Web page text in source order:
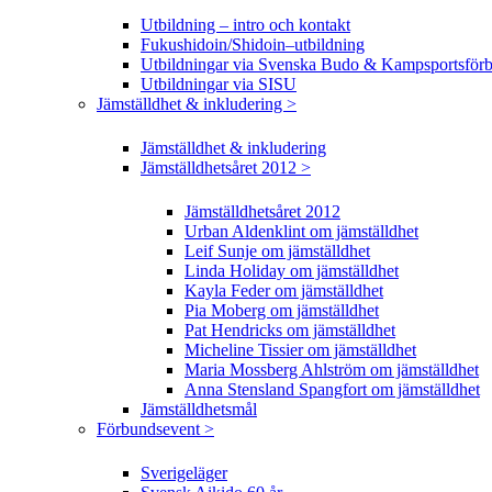
Utbildning – intro och kontakt
Fukushidoin/Shidoin–utbildning
Utbildningar via Svenska Budo &
Utbildningar via SISU
Jämställdhet & inkludering >
Jämställdhet & inkludering
Jämställdhetsåret 2012 >
Jämställdhetsåret 2012
Urban Aldenklint om jämställdhet
Leif Sunje om jämställdhet
Linda Holiday om jämställdhet
Kayla Feder om jämställdhet
Pia Moberg om jämställdhet
Pat Hendricks om jämställdhet
Micheline Tissier om jämställdhet
Maria Mossberg Ahlström om jämställdhet
Anna Stensland Spangfort om jämställdhet
Jämställdhetsmål
Förbundsevent >
Sverigeläger